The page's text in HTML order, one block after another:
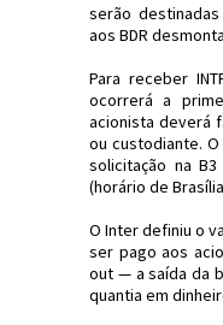
serão
aos BDR
Para receber
ocorrerá a
acionista deverá
ou custodiante.
solicitação na
(horário de
O Inter definiu o
ser pago aos
out — a saída da
quantia em